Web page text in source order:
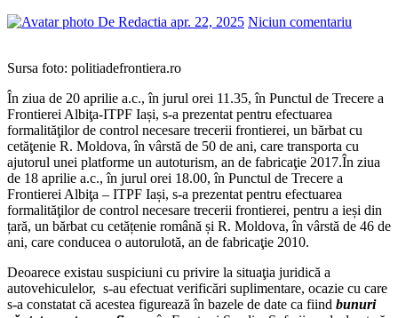
De Redactia apr. 22, 2025 Niciun comentariu
Sursa foto: politiadefrontiera.ro
În ziua de 20 aprilie a.c., în jurul orei 11.35, în Punctul de Trecere a
Frontierei Albiţa-ITPF Iași, s-a prezentat pentru efectuarea
formalităţilor de control necesare trecerii frontierei, un bărbat cu
cetăţenie R. Moldova, în vârstă de 50 de ani, care transporta cu
ajutorul unei platforme un autoturism, an de fabricaţie 2017.În ziua
de 18 aprilie a.c., în jurul orei 18.00, în Punctul de Trecere a
Frontierei Albiţa – ITPF Iași, s-a prezentat pentru efectuarea
formalităţilor de control necesare trecerii frontierei, pentru a ieși din
țară, un bărbat cu cetățenie română și R. Moldova, în vârstă de 46 de
ani, care conducea o autorulotă, an de fabricaţie 2010.
Deoarece existau suspiciuni cu privire la situaţia juridică a
autovehiculelor, s-au efectuat verificări suplimentare, ocazie cu care
s-a constatat că acestea figurează în bazele de date ca fiind bunuri